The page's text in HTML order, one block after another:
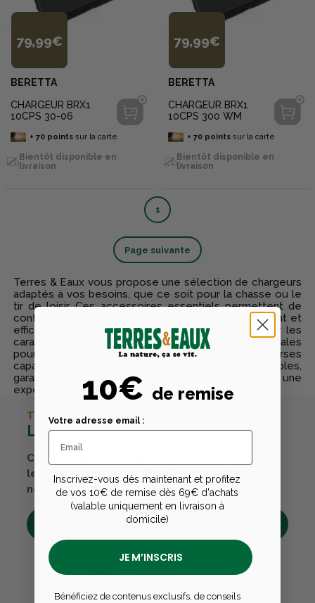
79,99€
BERETTA
CHARGEUR BRX1
10CPS 30-06
+ 70pointssur la carte
Bientôt disponible en
livraison
79,99€
BERETTA
CHARGEUR BRX1
10CPS 300 WM
+ 70pointssur la carte
Bientôt disponible en
livraison
1
Page suivante
Terres & Eaux vous propose une sélection de chargeurs
adaptés à vos besoins, que ce soit pour la chasse ou le
tir de loisir. Ces accessoires essentiels permettent de
contenir et d’approvisionner vos munitions rapidement et
efficacement. Retrouvez des modèles conçus pour les
carabines de chasse, ou celles de calibre .22LR, idéales
pour le tir sportif ou récréatif. Disponibles en diverses
capacités, nos chargeurs sont robustes et fiables,
garantissant des rechargements fluides et sûrs pour une
expérience optimale.
TERRES & EAUX
La carte avantages
Cumulez des points passions et convertissez-
les en bons cadeaux. Bénéficiez également de
nombreux autres avantages.
Découvrez tous ses avantages
10€ de remise
Votre adresse email :
Inscrivez-vous dès maintenant et profitez
de vos 10€ de remise dès 69€ d'achats
(valable uniquement en livraison à
domicile)
JE M’INSCRIS
Bénéficiez de contenus exclusifs, de conseils